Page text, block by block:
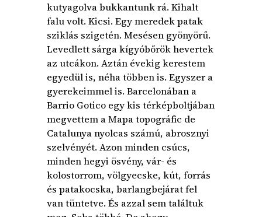
kutyagolva bukkantunk rá. Kihalt
falu volt. Kicsi. Egy meredek patak
sziklás szigetén. Mesésen gyönyörű.
Levedlett sárga kígyóbőrök hevertek
az utcákon. Aztán évekig kerestem
egyedül is, néha többen is. Egyszer a
gyerekeimmel is. Barcelonában a
Barrio Gotico egy kis térképboltjában
megvettem a Mapa topográfic de
Catalunya nyolcas számú, abrosznyi
szelvényét. Azon minden csúcs,
minden hegyi ösvény, vár- és
kolostorrom, völgyecske, kút, forrás
és patakocska, barlangbejárat fel
van tüntetve. És azzal sem találtuk